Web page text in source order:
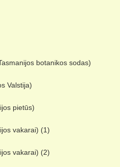
botanikos sodas)
Valstija)
pietūs)
vakarai) (1)
vakarai) (2)